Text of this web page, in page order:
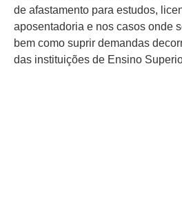
de afastamento para estudos,
aposentadoria e nos casos onde
bem como suprir demandas
das instituições de Ensino